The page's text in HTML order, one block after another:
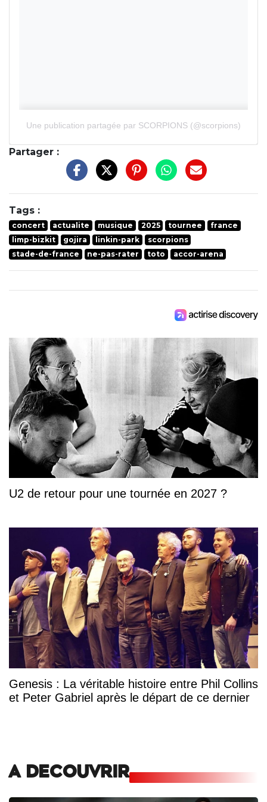
Une publication partagée par SCORPIONS (@scorpions)
Partager :
Tags :
concert actualite musique 2025 tournee
france
limp-bizkit
gojira linkin-park
scorpions
stade-de-france
ne-pas-rater toto accor-arena
U2 de retour pour une tournée en 2027 ?
Genesis : La véritable histoire entre Phil Collins
et Peter Gabriel après le départ de ce dernier
A DECOUVRIR